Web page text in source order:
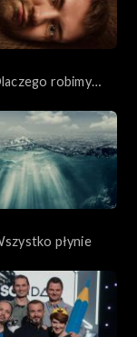
robimy
płynie